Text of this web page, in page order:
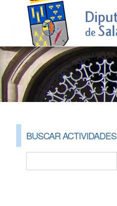
BUSCAR ACTIVIDADES